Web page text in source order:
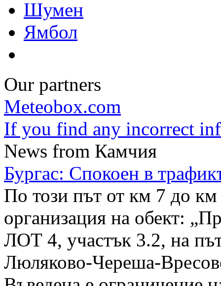
Шумен
Ямбол
Our partners
Meteobox.com
If you find any incorrect
News from Камчия
Бургас: Спокоен в
По този път от км 7 до
организация на обект:
ЛОТ 4, участък 3.2, на
Люляково-Череша-